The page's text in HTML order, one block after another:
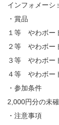
インフォメーシ
・賞品
１等 やわボー
２等 やわボー
３等 やわボー
４等 やわボ
・参加条件
2,000円分の未
・注意事項